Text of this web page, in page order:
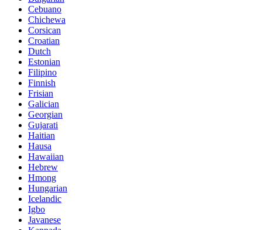
Cebuano
Chichewa
Corsican
Croatian
Dutch
Estonian
Filipino
Finnish
Frisian
Galician
Georgian
Gujarati
Haitian
Hausa
Hawaiian
Hebrew
Hmong
Hungarian
Icelandic
Igbo
Javanese